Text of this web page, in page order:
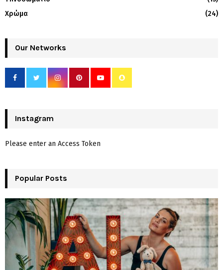
Χρώμα
(24)
Our Networks
Instagram
Please enter an Access Token
Popular Posts